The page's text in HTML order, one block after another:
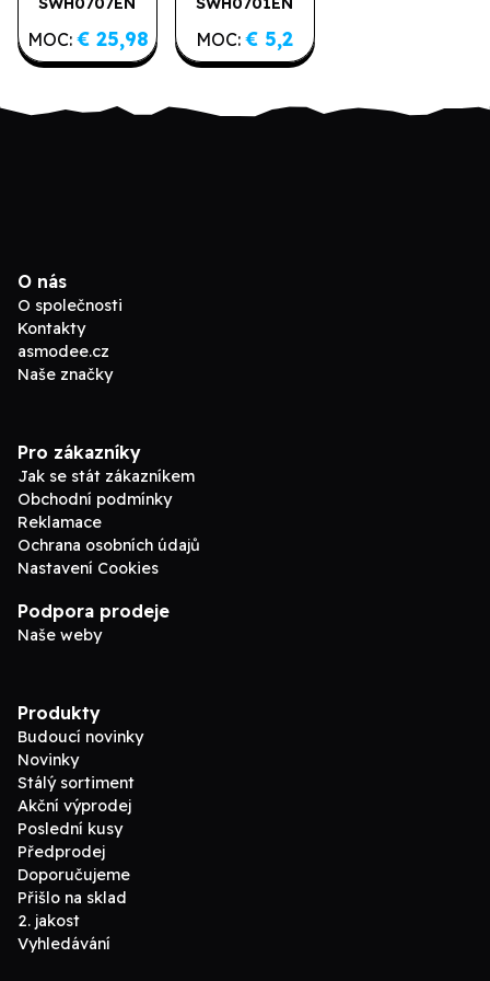
Deck
MOC: € 25,98 MOC:€ 5,2
O nás
O společnosti
Kontakty
asmodee.cz
Naše značky
Pro zákazníky
Jak se stát zákazníkem
Obchodní podmínky
Reklamace
Ochrana osobních údajů
Nastavení Cookies
Podpora prodeje
Naše weby
Produkty
Budoucí novinky
Novinky
Stálý sortiment
Akční výprodej
Poslední kusy
Předprodej
Doporučujeme
Přišlo na sklad
2. jakost
Vyhledávání